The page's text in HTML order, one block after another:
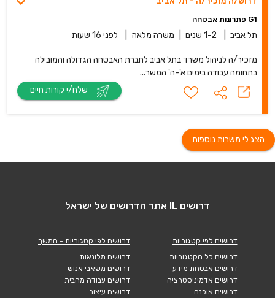
G1 פתרונות אבטחה
תל אביב 1-2 שנים משרה מלאה לפני 16 שעות
מזכיר/ה לניהול משרד בתל אביב לחברת האבטחה הגדולה והמובילה
בתחומה עבודה בימים א'-ה' המשר...
הצג לי משרות נוספות
דרושים IL אתר הדרושים של ישראל
דרושים לפי קטגוריות
דרושים כל הקטגוריות
דרושים אבטחת מידע
דרושים אדמיניסטרציה
דרושים אופנה
דרושים לפי קטגוריות - המשך
דרושים מלונאות
דרושים משאבי אנוש
דרושים עבודה מהבית
דרושים עיצוב